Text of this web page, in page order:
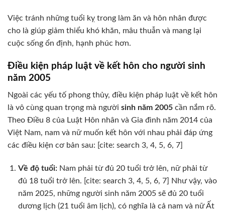
Việc tránh những tuổi kỵ trong làm ăn và hôn nhân được
cho là giúp giảm thiểu khó khăn, mâu thuẫn và mang lại
cuộc sống ổn định, hạnh phúc hơn.
Điều kiện pháp luật về kết hôn cho người sinh
năm 2005
Ngoài các yếu tố phong thủy, điều kiện pháp luật về kết hôn
là vô cùng quan trọng mà người sinh năm 2005 cần nắm rõ.
Theo Điều 8 của Luật Hôn nhân và Gia đình năm 2014 của
Việt Nam, nam và nữ muốn kết hôn với nhau phải đáp ứng
các điều kiện cơ bản sau: [cite: search 3, 4, 5, 6, 7]
Về độ tuổi:Nam phải từ đủ 20 tuổi trở lên, nữ phải từ
đủ 18 tuổi trở lên. [cite: search 3, 4, 5, 6, 7] Như vậy, vào
năm 2025, những người sinh năm 2005 sẽ đủ 20 tuổi
dương lịch (21 tuổi âm lịch), có nghĩa là cả nam và nữ Ất